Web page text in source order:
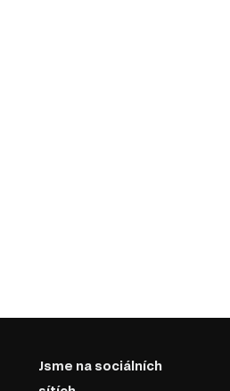
Jsme na sociálních